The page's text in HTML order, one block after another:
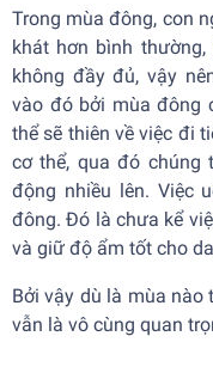
Trong mùa đông, con
khát hơn bình
không đầy đủ, vậy
vào đó bởi mùa đông
thể sẽ thiên về việc đi
cơ thể, qua đó chúng
động nhiều lên. Việc
đông. Đó là chưa kể
và giữ độ ẩm tốt cho
Bởi vậy dù là mùa
vẫn là vô cùng quan